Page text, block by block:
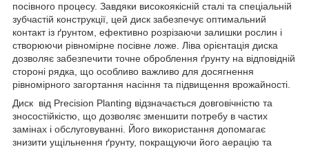
посівного процесу. Завдяки високоякісній сталі та спеціальній
зубчастій конструкції, цей диск забезпечує оптимальний
контакт із ґрунтом, ефективно розрізаючи залишки рослин і
створюючи рівномірне посівне ложе. Ліва орієнтація диска
дозволяє забезпечити точне оброблення ґрунту на відповідній
стороні рядка, що особливо важливо для досягнення
рівномірного загортання насіння та підвищення врожайності.
Диск від Precision Planting відзначається довговічністю та
зносостійкістю, що дозволяє зменшити потребу в частих
замінах і обслуговуванні. Його використання допомагає
знизити ущільнення ґрунту, покращуючи його аерацію та